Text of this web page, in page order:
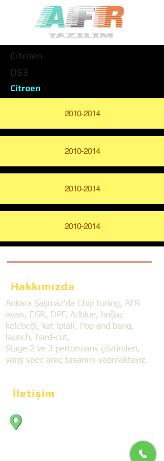
Citroen
DS3
Citroen
2010-2014
2010-2014
2010-2014
2010-2014
Hakkımızda
Ankara Şaşmaz'da Chip tuning, AFR
ayarı, EGR, DPF, Adblue, boğaz
kelebeği, kat iptali, Pop and bang,
launch, hard-cut,
Stage 2 ve 3 performans çözümleri,
yarış spec araç tasarımı yapmaktayız.
İletişim